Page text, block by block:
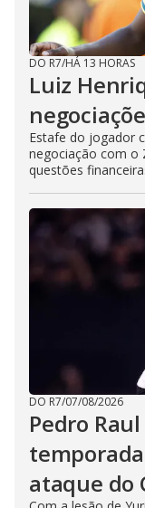
DO R7/HÁ 13 HORAS
Luiz
Estafe do jogador
negociação com o
questões
DO R7/07/08/2026
Pedro
ataque do